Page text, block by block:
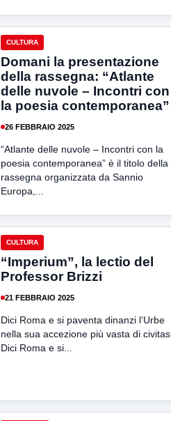
CULTURA
Domani la presentazione
della rassegna: “Atlante
delle nuvole – Incontri con
la poesia contemporanea”
26 FEBBRAIO 2025
“Atlante delle nuvole – Incontri con la
poesia contemporanea” è il titolo della
rassegna organizzata da Sannio
Europa,...
CULTURA
“Imperium”, la lectio del
Professor Brizzi
21 FEBBRAIO 2025
Dici Roma e si paventa dinanzi l’Urbe
nella sua accezione più vasta di civitas.
Dici Roma e si...